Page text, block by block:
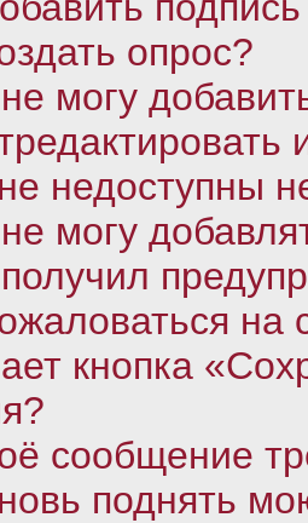
опрос?
могу
недоступны
могу
кнопка
сообщение
поднять